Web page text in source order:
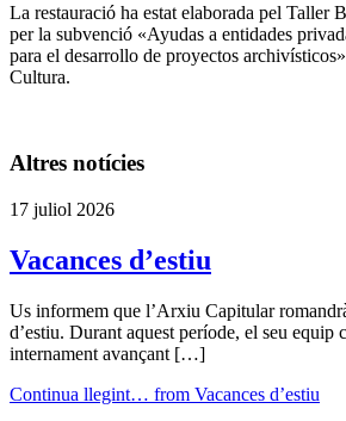
La restauració ha estat elaborada pel Taller
per la subvenció «Ayudas a entidades
para el desarrollo de proyectos
Cultura.
Altres notícies
17 juliol 2026
Vacances d’estiu
Us informem que l’Arxiu Capitular
d’estiu. Durant aquest període, el seu equip
internament avançant […]
Continua llegint… from Vacances d’estiu